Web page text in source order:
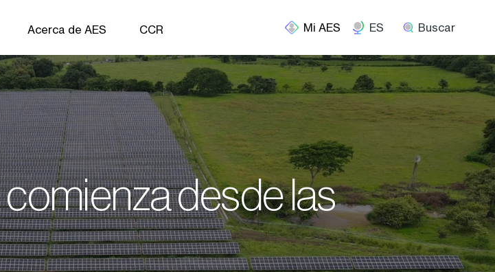
Acerca de AES CCR ES Buscar
desde las